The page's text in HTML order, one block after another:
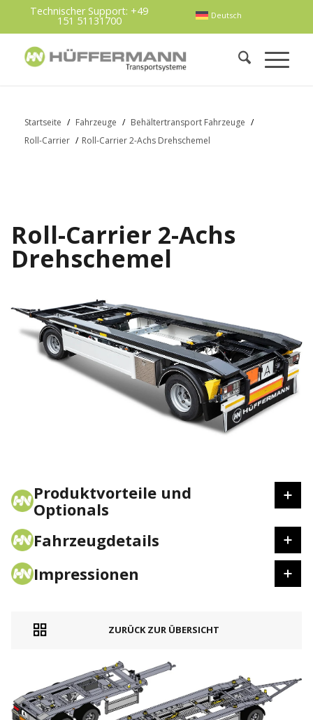
Deutsch
Technischer Support: +49
151 51131700
Startseite / Fahrzeuge / Behältertransport Fahrzeuge /
Roll-Carrier / Roll-Carrier 2-Achs Drehschemel
Roll-Carrier 2-Achs
Drehschemel
Produktvorteile und
Optionals
Fahrzeugdetails
Impressionen
ZURÜCK ZUR ÜBERSICHT